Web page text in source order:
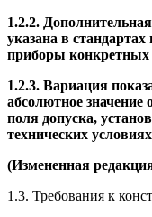
1.2.2.
указана в
приборы конкретных
1.2.3. Вариация
абсолютное
поля допуска,
технических
(Измененная
1.3. Требования к